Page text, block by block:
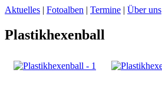
Aktuelles | Fotoalben | Termine | Über uns
Plastikhexenball